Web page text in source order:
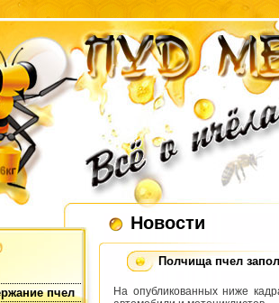
пчел
Новости
Полчища пчел
На опубликованных ниже